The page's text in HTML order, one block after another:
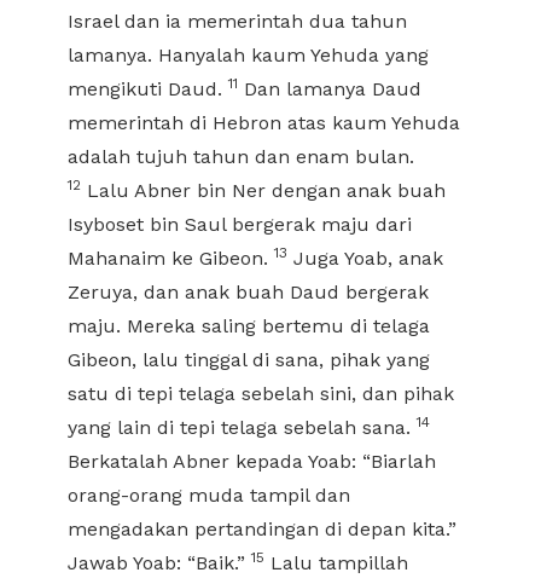
Israel dan ia memerintah dua tahun
lamanya. Hanyalah kaum Yehuda yang
mengikuti Daud.11 Dan lamanya Daud
memerintah di Hebron atas kaum Yehuda
adalah tujuh tahun dan enam bulan.
12 Lalu Abner bin Ner dengan anak buah
Isyboset bin Saul bergerak maju dari
Mahanaim ke Gibeon.13 Juga Yoab, anak
Zeruya, dan anak buah Daud bergerak
maju. Mereka saling bertemu di telaga
Gibeon, lalu tinggal di sana, pihak yang
satu di tepi telaga sebelah sini, dan pihak
yang lain di tepi telaga sebelah sana.14
Berkatalah Abner kepada Yoab: “Biarlah
orang-orang muda tampil dan
mengadakan pertandingan di depan kita.”
Jawab Yoab: “Baik.”15 Lalu tampillah